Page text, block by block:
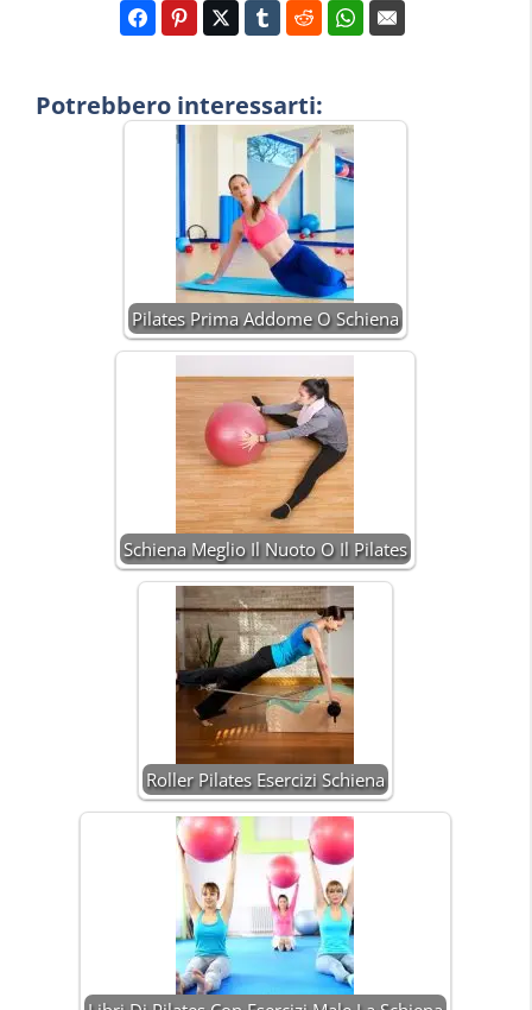
Potrebbero interessarti:
Pilates Prima Addome O Schiena
Schiena Meglio Il Nuoto O Il Pilates
Roller Pilates Esercizi Schiena